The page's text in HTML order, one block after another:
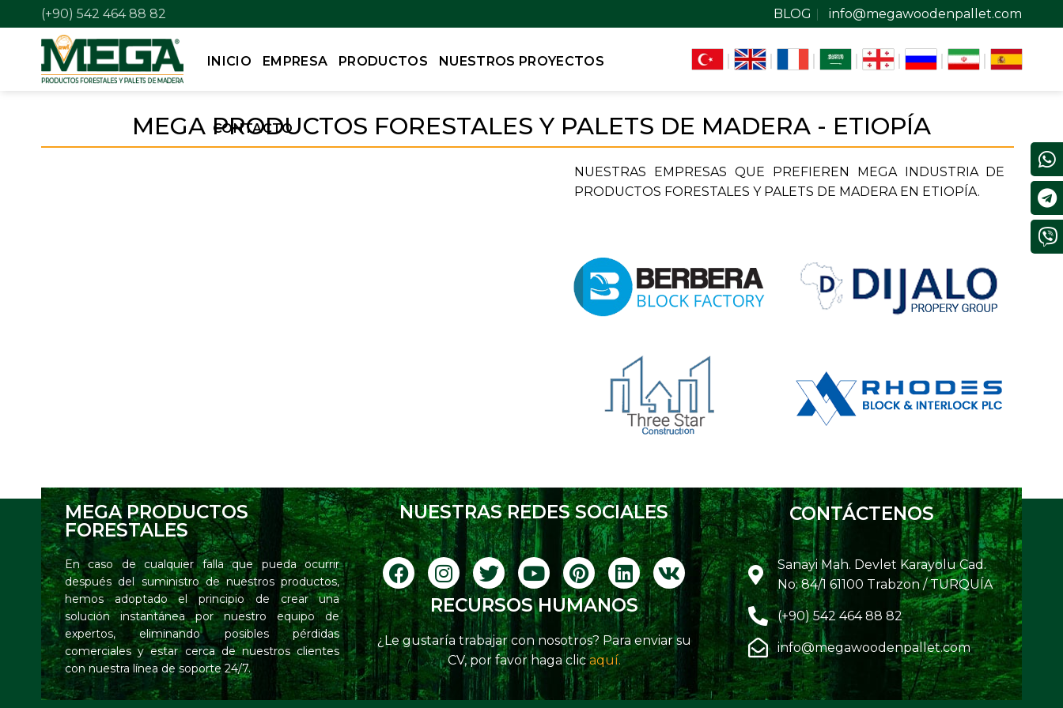
(+90) 542 464 88 82 BLOG info@megawoodenpallet.com
INICIO EMPRESA PRODUCTOS NUESTROS PROYECTOS
CONTACTO
MEGA PRODUCTOS FORESTALES Y PALETS DE MADERA - ETIOPÍA
NUESTRAS EMPRESAS QUE PREFIEREN MEGA INDUSTRIA DE
PRODUCTOS FORESTALES Y PALETS DE MADERA EN ETIOPÍA.
MEGA PRODUCTOS
FORESTALES
En caso de cualquier falla que pueda ocurrir
después del suministro de nuestros productos,
hemos adoptado el principio de crear una
solución instantánea por nuestro equipo de
expertos, eliminando posibles pérdidas
comerciales y estar cerca de nuestros clientes
con nuestra línea de soporte 24/7.
NUESTRAS REDES SOCIALES
RECURSOS HUMANOS
¿Le gustaría trabajar con nosotros? Para enviar su
CV, por favor haga clicaquí.
CONTÁCTENOS
Sanayi Mah. Devlet Karayolu Cad.
No: 84/1 61100 Trabzon / TURQUÍA
(+90) 542 464 88 82
info@megawoodenpallet.com